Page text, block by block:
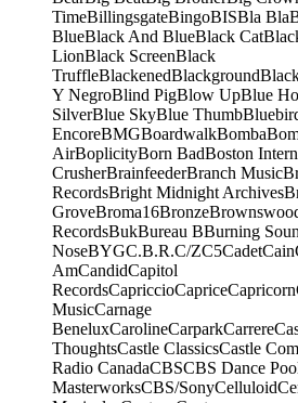
TimeBillingsgateBingoBISBla Bla
BlueBlack And BlueBlack Cat
LionBlack ScreenBlack
TruffleBlackenedBlackground
Y NegroBlind PigBlow UpBlue
SilverBlue SkyBlue Thumb
EncoreBMGBoardwalkBomba
AirBoplicityBorn BadBoston
CrusherBrainfeederBranch Music
RecordsBright Midnight Archives
GroveBroma16Bronze
RecordsBukBureau BBurning
NoseBYGC.B.R.C/ZC5CadetCain
AmCandidCapitol
RecordsCapriccioCapriceCapricorn
MusicCarnage
BeneluxCarolineCarparkCarrere
ThoughtsCastle ClassicsCastle
Radio CanadaCBSCBS Dance
MasterworksCBS/SonyCelluloid